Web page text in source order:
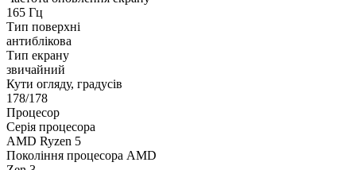
165 Гц
Тип поверхні
антиблікова
Тип екрану
звичайний
Кути огляду, градусів
178/178
Процесор
Серія процесора
AMD Ryzen 5
Покоління процесора AMD